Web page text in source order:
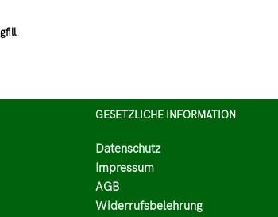
GESETZLICHE INFORMATION
Datenschutz
Impressum
AGB
Widerrufsbelehrung